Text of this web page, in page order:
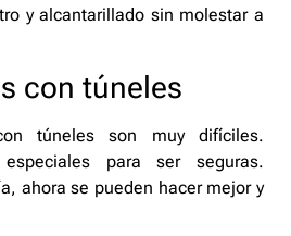
y alcantarillado sin molestar a
con túneles
túneles son muy difíciles.
para ser seguras.
ahora se pueden hacer mejor y